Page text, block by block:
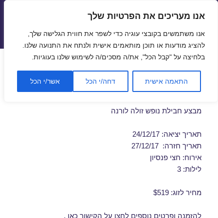
אנו מעריכים את הפרטיות שלך
אנו משתמשים בקובצי עוגיה כדי לשפר את חווית הגלישה שלך,
להציג מודעות או תוכן מותאמים אישית ולנתח את התנועה שלנו.
בלחיצה על "קבל הכל", את/ה מסכים/ה לשימוש שלנו בעוגיות.
התאמה אישית דחה/י הכל אשר/י הכל
תפריטים
ווידג'טים
חבילות נופש לורנה בדצמבר
24/12/2017
מבצע חבילת נופש זולה לורנה
תאריך יציאה: 24/12/17
תאריך חזרה: 27/12/17
אירוח: חצי פנסיון
לילות: 3
מחיר לזוג: $519
להזמנה ופרטים נוספים לחצו על הקישור כאן .